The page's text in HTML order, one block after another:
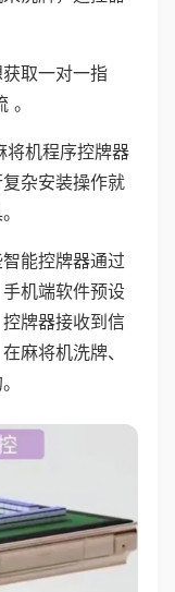
取一对一指
将机程序控牌器
杂安装操作就
能控牌器通过
机端软件预设
牌器接收到信
麻将机洗牌、